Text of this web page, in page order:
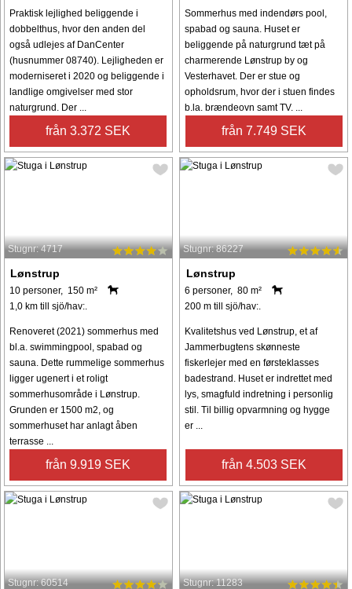
Praktisk lejlighed beliggende i
dobbelthus, hvor den anden del
også udlejes af DanCenter
(husnummer 08740). Lejligheden er
moderniseret i 2020 og beliggende i
landlige omgivelser med stor
naturgrund. Der ...
från 3.372 SEK
Sommerhus med indendørs pool,
spabad og sauna. Huset er
beliggende på naturgrund tæt på
charmerende Lønstrup by og
Vesterhavet. Der er stue og
opholdsrum, hvor der i stuen findes
b.la. brændeovn samt TV. ...
från 7.749 SEK
Stugnr: 4717
Lønstrup
10 personer, 150 m²
1,0 km till sjö/hav:.
Renoveret (2021) sommerhus med
bl.a. swimmingpool, spabad og
sauna. Dette rummelige sommerhus
ligger ugenert i et roligt
sommerhusområde i Lønstrup.
Grunden er 1500 m2, og
sommerhuset har anlagt åben
terrasse ...
från 9.919 SEK
Stugnr: 86227
Lønstrup
6 personer, 80 m²
200 m till sjö/hav:.
Kvalitetshus ved Lønstrup, et af
Jammerbugtens skønneste
fiskerlejer med en førsteklasses
badestrand. Huset er indrettet med
lys, smagfuld indretning i personlig
stil. Til billig opvarmning og hygge
er ...
från 4.503 SEK
Stugnr: 60514 Stugnr: 11283